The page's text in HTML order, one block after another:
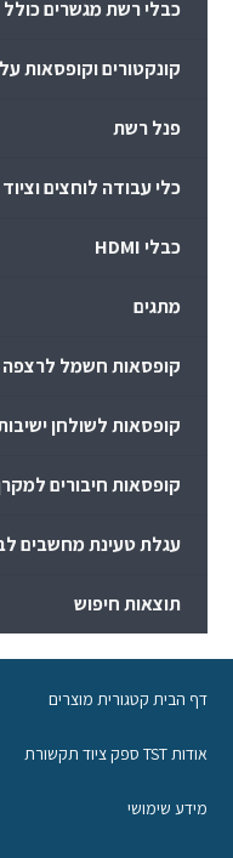
כבלי רשת מגשרים כולל
קונקטורים וקופסאות
פנל רשת
כלי עבודה לוחצים
כבלי HDMI
מתגים
קופסאות חשמל לרצפה
קופסאות לשולחן
קופסאות חיבורים
עגלת טעינת מחשבים
תוצאות חיפוש
דף הבית קטגורית מוצרים
אודות TST ספק ציוד תקשורת
מידע שימושי